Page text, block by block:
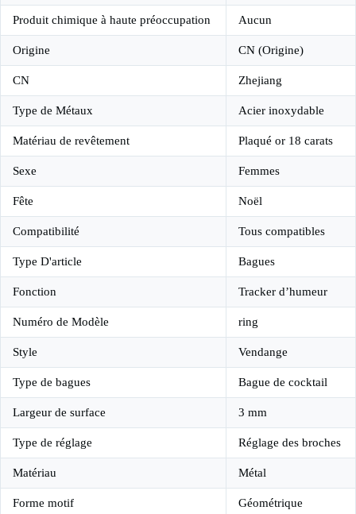
Produit chimique à haute préoccupation Aucun
Origine CN (Origine)
CN Zhejiang
Type de Métaux Acier inoxydable
Matériau de revêtement Plaqué or 18 carats
Sexe Femmes
Fête Noël
Compatibilité Tous compatibles
Type D'article Bagues
Fonction Tracker d’humeur
Numéro de Modèle ring
Style Vendange
Type de bagues Bague de cocktail
Largeur de surface 3 mm
Type de réglage Réglage des broches
Matériau Métal
Forme motif Géométrique